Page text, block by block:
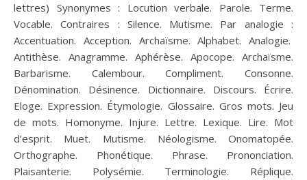
lettres) Synonymes : Locution verbale. Parole. Terme.
Vocable. Contraires : Silence. Mutisme. Par analogie :
Accentuation. Acception. Archaïsme. Alphabet. Analogie.
Antithèse. Anagramme. Aphérèse. Apocope. Archaïsme.
Barbarisme. Calembour. Compliment. Consonne.
Dénomination. Désinence. Dictionnaire. Discours. Écrire.
Eloge. Expression. Étymologie. Glossaire. Gros mots. Jeu
de mots. Homonyme. Injure. Lettre. Lexique. Lire. Mot
d’esprit. Muet. Mutisme. Néologisme. Onomatopée.
Orthographe. Phonétique. Phrase. Prononciation.
Plaisanterie. Polysémie. Terminologie. Réplique.